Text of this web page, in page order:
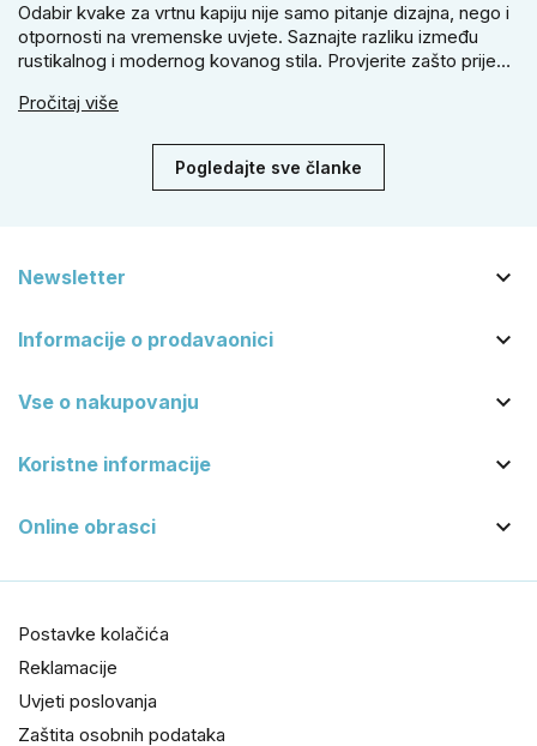
Odabir kvake za vrtnu kapiju nije samo pitanje dizajna, nego i
otpornosti na vremenske uvjete. Saznajte razliku između
rustikalnog i modernog kovanog stila. Provjerite zašto prije
se zbog veće sigurnosti isplati odabrati kvaku s kuglom za
Pročitaj više
Pogledajte sve članke
Newsletter 
Informacije o prodavaonici 
Vse o nakupovanju 
Koristne informacije 
Online obrasci 
Postavke kolačića
Reklamacije
Uvjeti poslovanja
Zaštita osobnih podataka